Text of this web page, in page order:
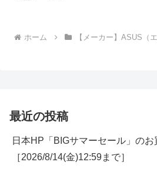
ホーム 【メーカー】ASUS（
最近の投稿
日本HP「BIGサマーセール」のお
［2026/8/14(金)12:59まで］